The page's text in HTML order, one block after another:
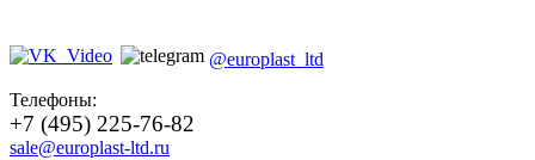
@europlast_ltd
Телефоны:
+7 (495) 225-76-82
sale@europlast-ltd.ru